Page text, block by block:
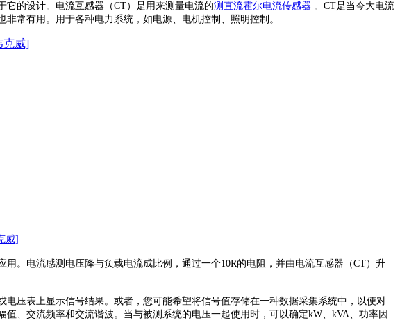
的设计。 电流互感器（CT）是用来测量电流的测直流霍尔电流传感器 。 CT是当今大电流
常有用。 用于各种电力系统，如电源、电机控制、照明控制。
用。 电流感测电压降与负载电流成比例，通过一个10R的电阻，并由电流互感器（CT）升
压表上显示信号结果。或者，您可能希望将信号值存储在一种数据采集系统中，以便对
、交流频率和交流谐波。当与被测系统的电压一起使用时，可以确定kW、 kVA、功率因